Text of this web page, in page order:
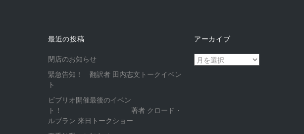
最近の投稿
閉店のお知らせ
緊急告知！ 翻訳者 田内志文トークイベン
ト
ビブリオ開催最後のイベン
ト！ 著者 クロード・
ルブラン 来日トークショー
アーカイブ
ア
ー